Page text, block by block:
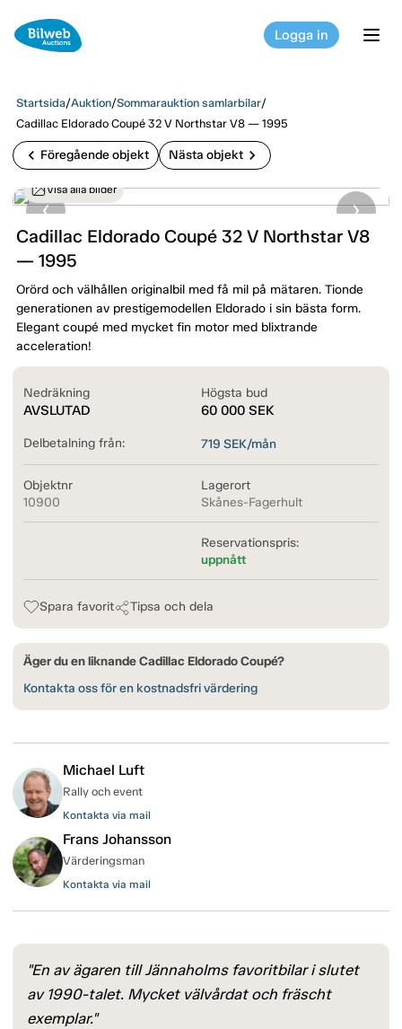
Logga in
Startsida/Auktion/Sommarauktion samlarbilar/
Cadillac Eldorado Coupé 32 V Northstar V8 — 1995
chevron_left Föregående objekt Nästa objekt chevron_right
Visa alla bilder
Cadillac Eldorado Coupé 32 V Northstar V8
— 1995
Orörd och välhållen originalbil med få mil på mätaren. Tionde
generationen av prestigemodellen Eldorado i sin bästa form.
Elegant coupé med mycket fin motor med blixtrande
acceleration!
Nedräkning
AVSLUTAD
Högsta bud
60 000 SEK
Delbetalning från: 719 SEK/mån
Objektnr
10900
Lagerort
Skånes-Fagerhult
Reservationspris:
uppnått
Spara favorit Tipsa och dela
Äger du en liknande Cadillac Eldorado Coupé?
Kontakta oss för en kostnadsfri värdering
Michael Luft
Rally och event
Kontakta via mail
Frans Johansson
Värderingsman
Kontakta via mail
"En av ägaren till Jännaholms favoritbilar i slutet
av 1990-talet. Mycket välvårdat och fräscht
exemplar."